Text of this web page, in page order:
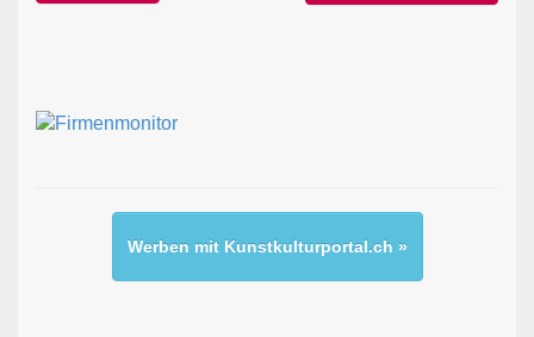
Werben mit Kunstkulturportal.ch »